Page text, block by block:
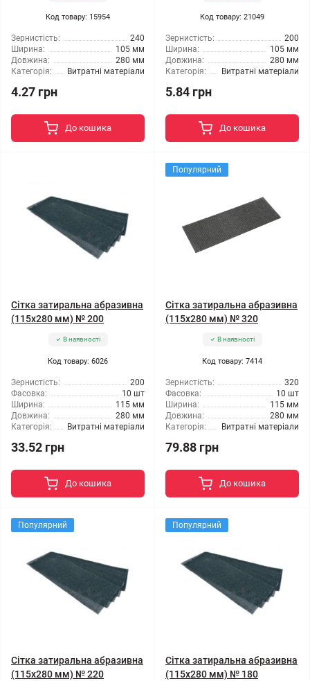
Код товару: 15954
Зернистість:
240
Ширина:
105 мм
Довжина:
280 мм
Категорія:
Витратні матеріали
4.27 грн
До кошика
Код товару: 21049
Зернистість:
200
Ширина:
105 мм
Довжина:
280 мм
Категорія:
Витратні матеріали
5.84 грн
До кошика
Сітка затиральна абразивна
(115x280 мм) № 200
В наявності
Код товару: 6026
Зернистість:
200
Фасовка:
10 шт
Ширина:
115 мм
Довжина:
280 мм
Категорія:
Витратні матеріали
33.52 грн
До кошика
Популярний
Сітка затиральна абразивна
(115x280 мм) № 320
В наявності
Код товару: 7414
Зернистість:
320
Фасовка:
10 шт
Ширина:
115 мм
Довжина:
280 мм
Категорія:
Витратні матеріали
79.88 грн
До кошика
Популярний
Сітка затиральна абразивна
(115x280 мм) № 220
Популярний
Сітка затиральна абразивна
(115x280 мм) № 180